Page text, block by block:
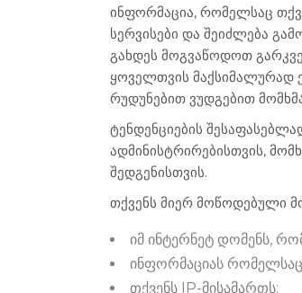
ინფორმაცია, რომელსაც
სერვისები და შეიძლება
გახდეს მოგვაწოდოთ
ყოველთვის მაქსიმალურად
რუდუნებით ვუდგებით
ტენდენციების
ადმინისტრირებისთვის,
შედგენისთვის.
თქვენს მიერ მოწოდებული
იმ ინტერნეტ დომენს,
ინფორმაციას რომელსაც
თქვენს IP-მისამართს;